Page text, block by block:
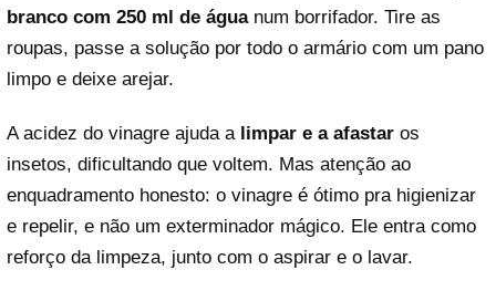
branco com 250 ml de águanum borrifador. Tire as
roupas, passe a solução por todo o armário com um pano
limpo e deixe arejar.
A acidez do vinagre ajuda a limpar e a afastar os
insetos, dificultando que voltem. Mas atenção ao
enquadramento honesto: o vinagre é ótimo pra higienizar
e repelir, e não um exterminador mágico. Ele entra como
reforço da limpeza, junto com o aspirar e o lavar.